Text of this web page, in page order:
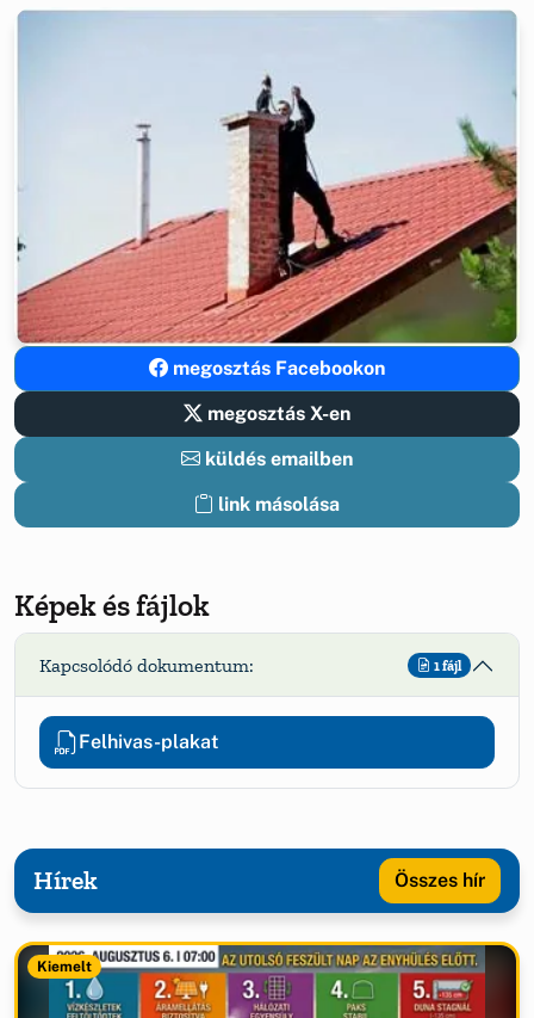
megosztás Facebookon
megosztás X-en
küldés emailben
link másolása
Képek és fájlok
Kapcsolódó dokumentum: 1 fájl
Felhivas-plakat
Hírek Összes hír
Kiemelt